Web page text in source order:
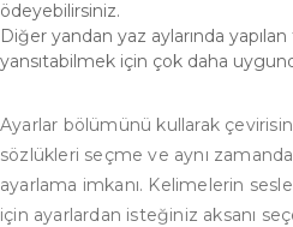
ödeyebilirsiniz.
Diğer yandan yaz aylarında
yansıtabilmek için çok daha
Ayarlar bölümünü kullarak
sözlükleri seçme ve aynı
ayarlama imkanı. Kelimelerin
için ayarlardan isteğiniz aksanı